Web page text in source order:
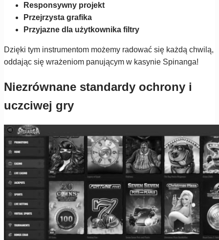
Responsywny projekt
Przejrzysta grafika
Przyjazne dla użytkownika filtry
Dzięki tym instrumentom możemy radować się każdą chwilą,
oddając się wrażeniom panującym w kasynie Spinanga!
Niezrównane standardy ochrony i
uczciwej gry